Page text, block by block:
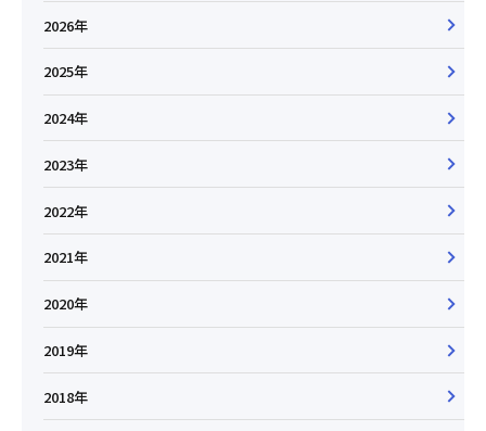
2026年
2025年
2024年
2023年
2022年
2021年
2020年
2019年
2018年